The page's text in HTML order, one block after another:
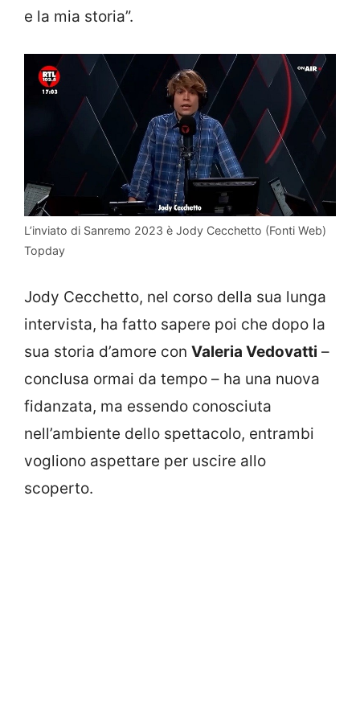
e la mia storia”.
L’inviato di Sanremo 2023 è Jody Cecchetto (Fonti Web)
Topday
Jody Cecchetto, nel corso della sua lunga
intervista, ha fatto sapere poi che dopo la
sua storia d’amore con Valeria Vedovatti –
conclusa ormai da tempo – ha una nuova
fidanzata, ma essendo conosciuta
nell’ambiente dello spettacolo, entrambi
vogliono aspettare per uscire allo
scoperto.